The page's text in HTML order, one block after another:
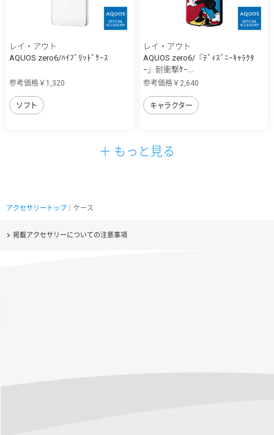
レイ・アウト
AQUOS zero6/ﾊｲﾌﾞﾘｯﾄﾞｹｰｽ
参考価格￥1,320
ソフト
レイ・アウト
AQUOS zero6/『ﾃﾞｨｽﾞﾆｰｷｬﾗｸﾀ
ｰ』耐衝撃ｹｰ...
参考価格￥2,640
キャラクター
＋ もっと見る
アクセサリートップ ｜ケース
掲載アクセサリーについての注意事項